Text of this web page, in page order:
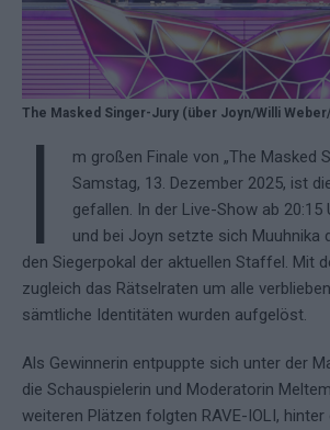
The Masked Singer-Jury (über Joyn/Willi
I
m großen Finale von „The Masked
Samstag, 13. Dezember 2025, ist
gefallen. In der Live-Show ab 20:15
und bei Joyn setzte sich Muuhnika
den Siegerpokal der aktuellen Staffel. Mit
zugleich das Rätselraten um alle
sämtliche Identitäten wurden aufgelöst.
Als Gewinnerin entpuppte sich unter der
die Schauspielerin und Moderatorin
weiteren Plätzen folgten RAVE-IOLI,